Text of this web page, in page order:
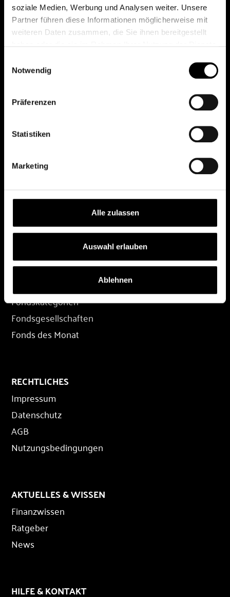
soziale Medien, Werbung und Analysen weiter. Unsere
Partner führen diese Informationen möglicherweise mit
weiteren Daten zusammen, die Sie ihnen bereitgestellt
Notwendig
Präferenzen
Statistiken
Marketing
Alle zulassen
Auswahl erlauben
Ablehnen
Das erste Depot in Österreich mit 0€ Kontoführung,
0€ Ausgabeaufschlag und 0€ Depotgebühren bei
knapp 2000 Fonds und 0€ Orderspesen.
All rights reserved.
Depot eröffnen
Depot übertragen
Konditionen
FONDS
Fondskategorien
Fondsgesellschaften
Fonds des Monat
RECHTLICHES
Impressum
Datenschutz
AGB
Nutzungsbedingungen
AKTUELLES & WISSEN
Finanzwissen
Ratgeber
News
HILFE & KONTAKT